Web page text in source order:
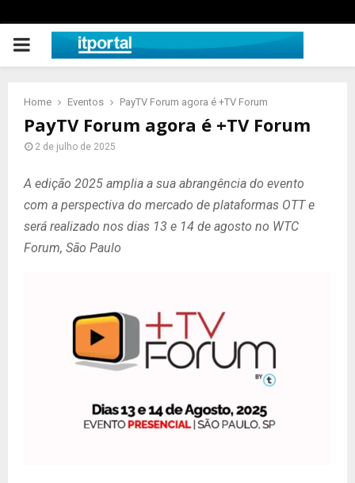
PRIMARY
Home Eventos PayTV Forum agora é +TV Forum
PayTV Forum agora é +TV Forum
2 de julho de 2025
A edição 2025 amplia a sua abrangência do evento
com a perspectiva do mercado de plataformas OTT e
será realizado nos dias 13 e 14 de agosto no WTC
Forum, São Paulo